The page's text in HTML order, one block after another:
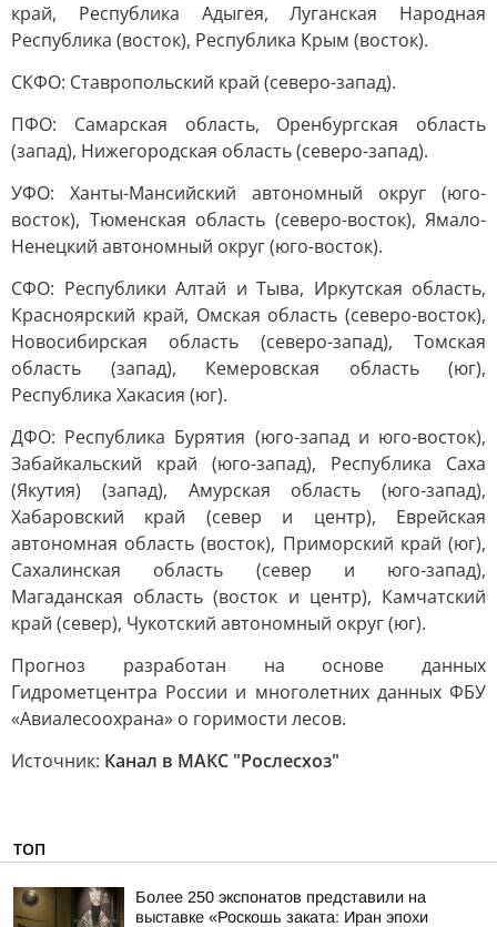
край, Республика Адыгея, Луганская Народная
Республика (восток), Республика Крым (восток).
СКФО: Ставропольский край (северо-запад).
ПФО: Самарская область, Оренбургская область
(запад), Нижегородская область (северо-запад).
УФО: Ханты-Мансийский автономный округ (юго-
восток), Тюменская область (северо-восток), Ямало-
Ненецкий автономный округ (юго-восток).
СФО: Республики Алтай и Тыва, Иркутская область,
Красноярский край, Омская область (северо-восток),
Новосибирская область (северо-запад), Томская
область (запад), Кемеровская область (юг),
Республика Хакасия (юг).
ДФО: Республика Бурятия (юго-запад и юго-восток),
Забайкальский край (юго-запад), Республика Саха
(Якутия) (запад), Амурская область (юго-запад),
Хабаровский край (север и центр), Еврейская
автономная область (восток), Приморский край (юг),
Сахалинская область (север и юго-запад),
Магаданская область (восток и центр), Камчатский
край (север), Чукотский автономный округ (юг).
Прогноз разработан на основе данных
Гидрометцентра России и многолетних данных ФБУ
«Авиалесоохрана» о горимости лесов.
Источник: Канал в МАКС "Рослесхоз"
ТОП
Более 250 экспонатов представили на
выставке «Роскошь заката: Иран эпохи